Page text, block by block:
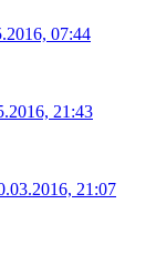
07:44
21:43
21:07